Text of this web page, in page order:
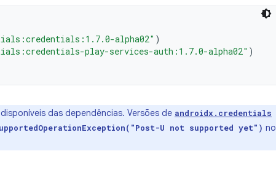
alpha02" )
play-services-auth:1.7.0-alpha02" )
das dependências. Versões de androidx.credentials
U not supported yet") no